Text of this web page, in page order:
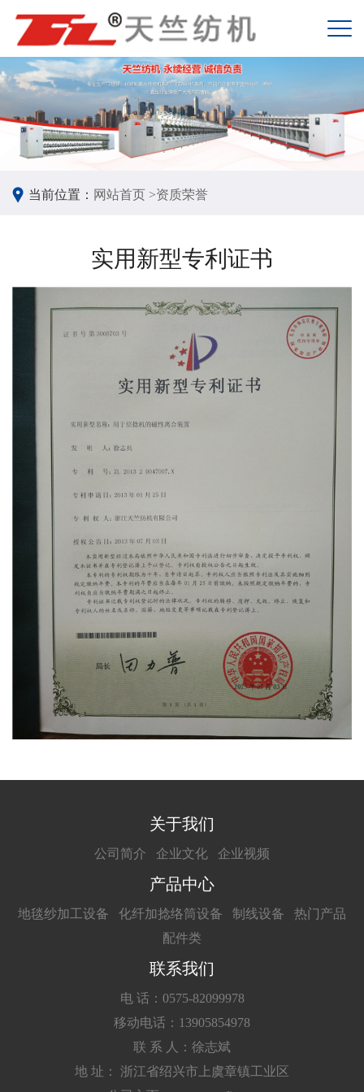
当前位置： 网站首页 >资质荣誉
实用新型专利证书
关于我们
公司简介 企业文化 企业视频
产品中心
地毯纱加工设备 化纤加捻络筒设备 制线设备
热门产品
配件类
联系我们
电 话：0575-82099978
移动电话：13905854978
联 系 人：徐志斌
地 址： 浙江省绍兴市上虞章镇工业区